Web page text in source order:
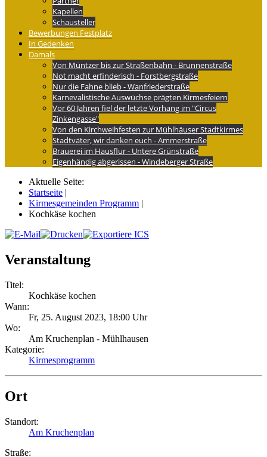
Kapellen
Schausteller
Bewerbungen Festplatz
In Gedenken
Damals
Von Müntzer bis zur Straßenbahn - Brunnenstraße
Not macht erfinderisch - Forstbergstraße
Nur die Fahne blieb - Wanfriederstraße
Karnevalistische Auswüchse prägten Kirmesfeiern
Vor 60 Jahren fiel der letzte Vorhang im "Circus
Zinkengasse"
Von den Kirchweihfesten zur Mühlhäuser Stadtkirmes
Stadtväter, wir danken euch - Ammerstraße
Brauerei im Hausflur - Untere Grünstraße
Eigenhändig abgerissen - Windeberger Straße
Aktuelle Seite:
Startseite |
Kirmesgemeinden Programm |
Kochkäse kochen
Veranstaltung
Titel:
Kochkäse kochen
Wann:
Fr, 25. August 2023, 18:00 Uhr
Wo:
Am Kruchenplan - Mühlhausen
Kategorie:
Kirmesprogramm
Ort
Standort:
Am Kruchenplan
Straße: